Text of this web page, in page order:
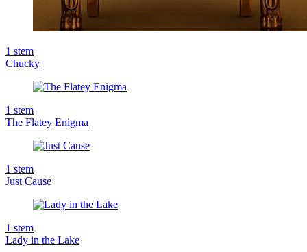
1 stem
Chucky
1 stem
The Flatey Enigma
1 stem
Just Cause
1 stem
Lady in the Lake